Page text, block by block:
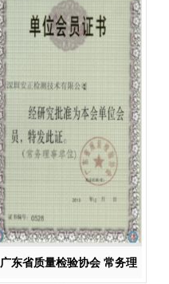
广东省质量检验协会 常务理